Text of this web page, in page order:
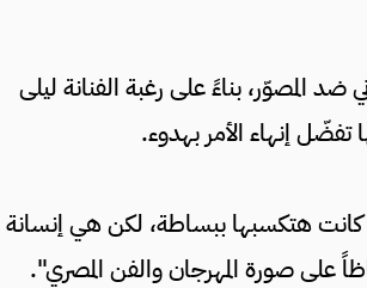
ضد المصوّر، بناءً على رغبة الفنانة ليلى
إنهاء الأمر بهدوء.
هتكسبها ببساطة، لكن هي إنسانة
على صورة المهرجان والفن المصري".